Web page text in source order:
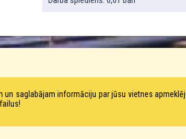
saglabājam informāciju par jūsu vietnes